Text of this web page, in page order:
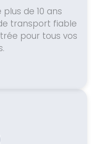
de 10 ans
transport fiable
pour tous vos